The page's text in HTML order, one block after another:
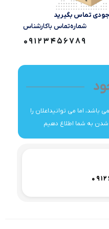
تماس بگیرید
شماره‌تماس‌ با‌کارشناس
09123456789
اما می توانیداعلان را
به شما اطلاع دهیم